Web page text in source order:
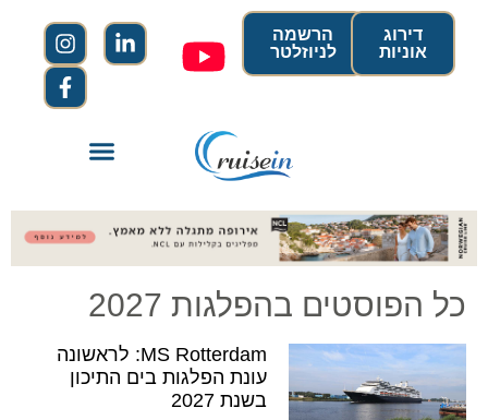
הרשמה
לניוזלטר
דירוג
אוניות
כל הפוסטים בהפלגות 2027
MS Rotterdam: לראשונה
עונת הפלגות בים התיכון
בשנת 2027